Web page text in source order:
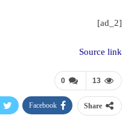
[ad_2]
Source link
0 13
Share
Facebook